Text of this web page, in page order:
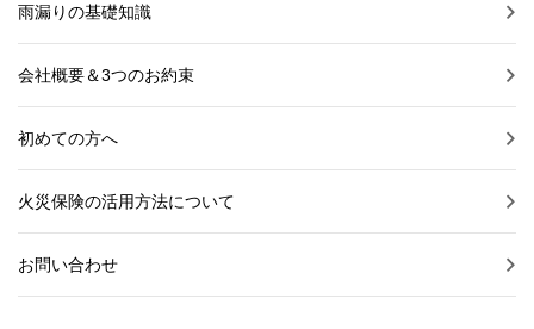
雨漏りの基礎知識
会社概要＆3つのお約束
初めての方へ
火災保険の活用方法について
お問い合わせ